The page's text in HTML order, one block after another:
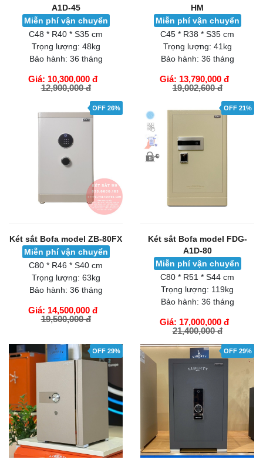
A1D-45
Miễn phí vận chuyển
C48 * R40 * S35 cm
Trọng lượng: 48kg
Bảo hành: 36 tháng
Giá: 10,300,000 đ
12,900,000 đ
GIỎ HÀNG
HM
Miễn phí vận chuyển
C45 * R38 * S35 cm
Trọng lượng: 41kg
Bảo hành: 36 tháng
Giá: 13,790,000 đ
19,002,600 đ
GIỎ HÀNG
OFF 26%
Két sắt Bofa model ZB-80FX
Miễn phí vận chuyển
C80 * R46 * S40 cm
Trọng lượng: 63kg
Bảo hành: 36 tháng
Giá: 14,500,000 đ
19,500,000 đ
OFF 21%
Két sắt Bofa model FDG-
A1D-80
Miễn phí vận chuyển
C80 * R51 * S44 cm
Trọng lượng: 119kg
Bảo hành: 36 tháng
Giá: 17,000,000 đ
21,400,000 đ
GIỎ HÀNG
OFF 29% OFF 29%